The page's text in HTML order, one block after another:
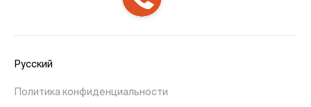
Русский
Политика конфиденциальности